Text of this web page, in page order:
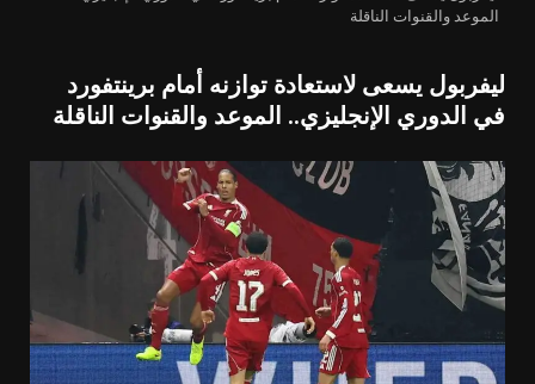
الموعد والقنوات الناقلة
ليفربول يسعى لاستعادة توازنه أمام برينتفورد
في الدوري الإنجليزي.. الموعد والقنوات الناقلة